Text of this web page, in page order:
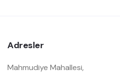
Adresler
Mahmudiye Mahallesi,